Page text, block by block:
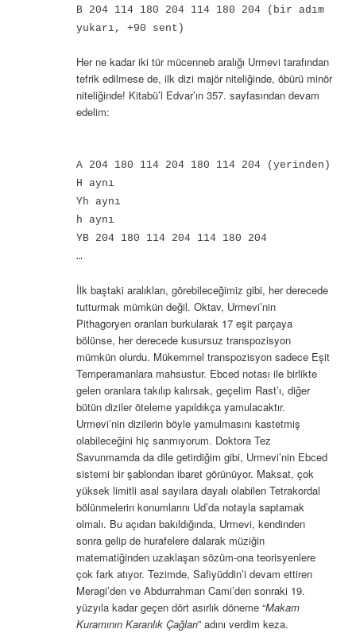
B 204 114 180 204 114 180 204 (bir adım
yukarı, +90 sent)
Her ne kadar iki tür mücenneb aralığı Urmevi tarafından
tefrik edilmese de, ilk dizi majör niteliğinde, öbürü minör
niteliğinde! Kitabü’l Edvar’ın 357. sayfasından devam
edelim:
A 204 180 114 204 180 114 204 (yerinden)
H aynı
Yh aynı
h aynı
YB 204 180 114 204 114 180 204
…
İlk baştaki aralıkları, görebileceğimiz gibi, her derecede
tutturmak mümkün değil. Oktav, Urmevi’nin
Pithagoryen oranları burkularak 17 eşit parçaya
bölünse, her derecede kusursuz transpozisyon
mümkün olurdu. Mükemmel transpozisyon sadece Eşit
Temperamanlara mahsustur. Ebced notası ile birlikte
gelen oranlara takılıp kalırsak, geçelim Rast’ı, diğer
bütün diziler öteleme yapıldıkça yamulacaktır.
Urmevi’nin dizilerin böyle yamulmasını kastetmiş
olabileceğini hiç sanmıyorum. Doktora Tez
Savunmamda da dile getirdiğim gibi, Urmevi’nin Ebced
sistemi bir şablondan ibaret görünüyor. Maksat, çok
yüksek limitli asal sayılara dayalı olabilen Tetrakordal
bölünmelerin konumlarını Ud’da notayla saptamak
olmalı. Bu açıdan bakıldığında, Urmevi, kendinden
sonra gelip de hurafelere dalarak müziğin
matematiğinden uzaklaşan sözüm-ona teorisyenlere
çok fark atıyor. Tezimde, Safiyüddin’i devam ettiren
Meragi’den ve Abdurrahman Cami’den sonraki 19.
yüzyıla kadar geçen dört asırlık döneme “Makam
Kuramının Karanlık Çağları” adını verdim keza.